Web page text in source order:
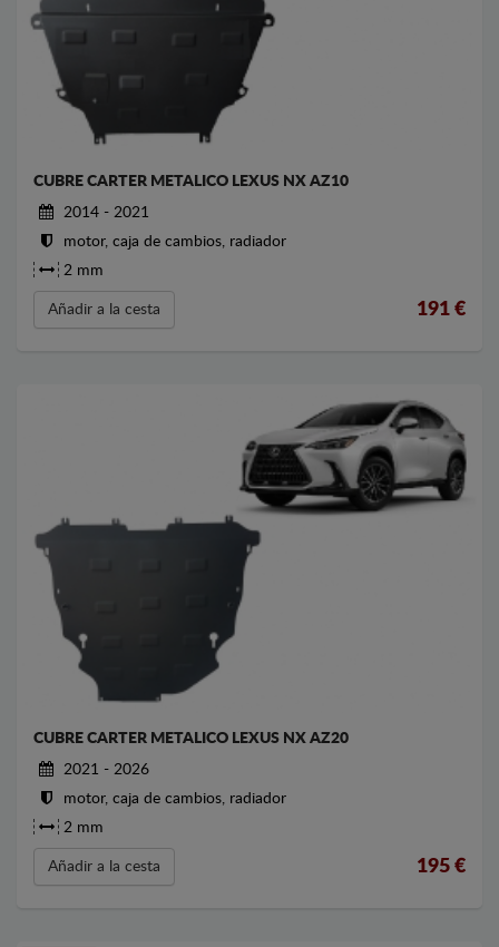
CUBRE CARTER METALICO LEXUS NX AZ10
2014 - 2021
motor, caja de cambios, radiador
2 mm
Añadir a la cesta 191 €
CUBRE CARTER METALICO LEXUS NX AZ20
2021 - 2026
motor, caja de cambios, radiador
2 mm
Añadir a la cesta 195 €